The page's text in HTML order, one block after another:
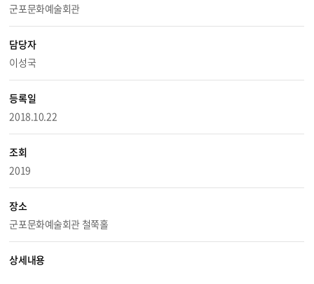
군포문화예술회관
담당자
이성국
등록일
2018.10.22
조회
2019
장소
군포문화예술회관 철쭉홀
상세내용